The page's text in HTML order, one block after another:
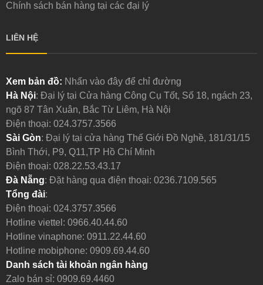
Chính sách bán hàng tại các đại lý
LIÊN HỆ
Xem bản đồ: Nhấn vào đây để chỉ đường
Hà Nội: Đại lý tại Cửa hàng Công Cụ Tốt, Số 18, ngách 23,
ngõ 87 Tân Xuân, Bắc Từ Liêm, Hà Nội
Điện thoại: 024.3757.3566
Sài Gòn: Đại lý tại cửa hàng Thế Giới Đồ Nghề, 181/31/15
Bình Thới, P9, Q11,TP Hồ Chí Minh
Điện thoại: 028.22.53.43.17
Đà Nẵng: Đặt hàng qua điện thoại: 0236.7109.565
Tổng đài:
Điện thoại: 024.3757.3566
Hotline viettel: 0966.40.44.60
Hotline vinaphone: 0911.22.44.60
Hotline mobiphone: 0909.69.44.60
Danh sách tài khoản ngân hàng
Zalo bán sỉ: 0909.69.4460